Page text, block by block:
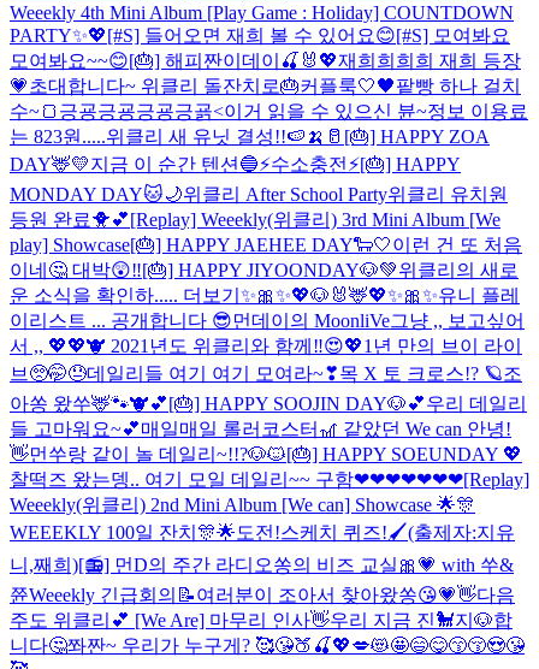
Weeekly 4th Mini Album [Play Game : Holiday] COUNTDOWN
PARTY✨💖[#S] 들어오면 재희 볼 수 있어요😊[#S] 모여봐요
모여봐요~~😊[🎂] 해피짠이데이🍒🐰💖재희희희희 재희 등장
💗초대합니다~ 위클리 돌잔치로🎂커플룩🤍🖤팥빵 하나 걸치
수~🍞 긍굥긍굥긍굥긍굙<이거 읽을 수 있으신 뷴~정보 이용료
는 823원.....위클리 새 유닛 결성!!🍉🍌🥛 [🎂] HAPPY ZOA
DAY🦌💛지금 이 순간 텐션🔵⚡️수소충전⚡️[🎂] HAPPY
MONDAY DAY🐱🌙위클리 After School Party위클리 유치원
등원 완료🐥💕[Replay] Weeekly(위클리) 3rd Mini Album [We
play] Showcase[🎂] HAPPY JAEHEE DAY🐑🤍이런 건 또 처음
이네🤔 대박😲‼️[🎂] HAPPY JIYOONDAY🐶💚위클리의 새로
운 소식을 확인하..... 더보기 ✨🎀✨💖🐶🐰🦌💖✨🎀✨유니 플레
이리스트 ... 공개합니다 😎먼데이의 MoonliVe그냥 ,, 보고싶어
서 ,, 💖💖🐮 2021년도 위클리와 함께‼️😍💖1년 만의 브이 라이
브🥺🤭😓데일리들 여기 여기 모여라~❣목 X 토 크로스!? 🪐조
아쏭 왔쑤🦌🐾🐮💕[🎂] HAPPY SOOJIN DAY🐶💕우리 데일리
들 고마워요~💕매일매일 롤러코스터🎢 같았던 We can 안녕!
👋먼쑤랑 같이 놀 데일리~!!?🐶🐱[🎂] HAPPY SOEUNDAY 💖
찰떡즈 왔는뎅.. 여기 모일 데일리~~ 구함❤❤❤❤❤❤❤[Replay]
Weeekly(위클리) 2nd Mini Album [We can] Showcase 🌟🎊
WEEEKLY 100일 잔치🎊🌟도전!스케치 퀴즈!🖌(출제자:지유
니,째희)[📻] 먼D의 주간 라디오쏭의 비즈 교실🎀💗 with 쑤&
쮼Weeekly 긴급회의📝여러분이 조아서 찾아왔쏭😘💗👋다음
주도 위클리💕 [We Are] 마무리 인사👋우리 지금 진🐩지🐶합
니다🤔쫘짠~ 우리가 누구게? 🥰😘🍑🍒💖💋😻🤩😄😋😙😚😍😘